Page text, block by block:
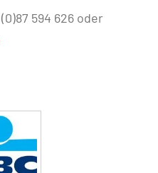
594 626 oder